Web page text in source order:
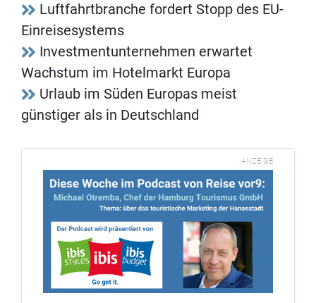
Luftfahrtbranche fordert Stopp des EU-
Einreisesystems
Investmentunternehmen erwartet
Wachstum im Hotelmarkt Europa
Urlaub im Süden Europas meist
günstiger als in Deutschland
ANZEIGE